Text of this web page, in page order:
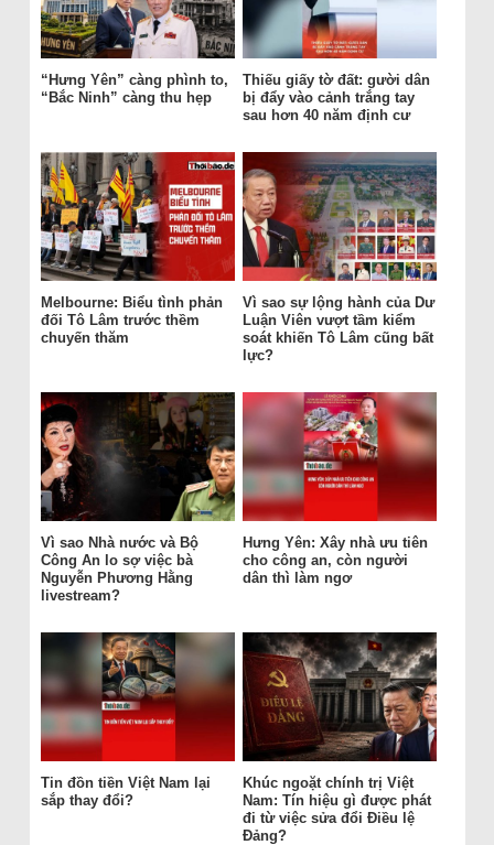
“Hưng Yên” càng phình to,
“Bắc Ninh” càng thu hẹp
Thiếu giấy tờ đất: gười dân
bị đẩy vào cảnh trắng tay
sau hơn 40 năm định cư
Melbourne: Biểu tình phản
đối Tô Lâm trước thềm
chuyến thăm
Vì sao sự lộng hành của Dư
Luận Viên vượt tầm kiểm
soát khiến Tô Lâm cũng bất
lực?
Vì sao Nhà nước và Bộ
Công An lo sợ việc bà
Nguyễn Phương Hằng
livestream?
Hưng Yên: Xây nhà ưu tiên
cho công an, còn người
dân thì làm ngơ
Tin đồn tiền Việt Nam lại
sắp thay đổi?
Khúc ngoặt chính trị Việt
Nam: Tín hiệu gì được phát
đi từ việc sửa đổi Điều lệ
Đảng?